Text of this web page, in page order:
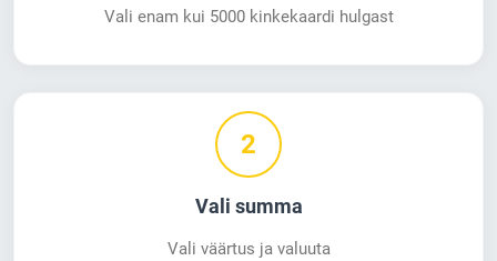
Vali enam kui 5000 kinkekaardi hulgast
2
Vali summa
Vali väärtus ja valuuta